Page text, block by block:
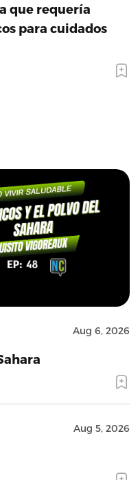
que requería
para cuidados
Aug 6, 2026
Aug 5, 2026